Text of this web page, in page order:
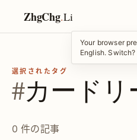
ZhgChg.Li
Your browser
English. Switch?
選択されたタグ
#カードリ
0 件の記事